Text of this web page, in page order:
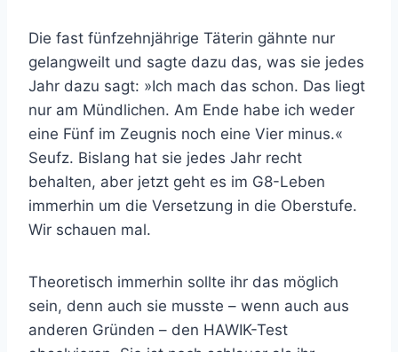
Die fast fünfzehnjährige Täterin gähnte nur
gelangweilt und sagte dazu das, was sie jedes
Jahr dazu sagt: »Ich mach das schon. Das liegt
nur am Mündlichen. Am Ende habe ich weder
eine Fünf im Zeugnis noch eine Vier minus.«
Seufz. Bislang hat sie jedes Jahr recht
behalten, aber jetzt geht es im G8-Leben
immerhin um die Versetzung in die Oberstufe.
Wir schauen mal.
Theoretisch immerhin sollte ihr das möglich
sein, denn auch sie musste – wenn auch aus
anderen Gründen – den HAWIK-Test